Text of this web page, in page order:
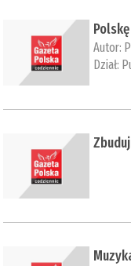
Autor:
Dział: